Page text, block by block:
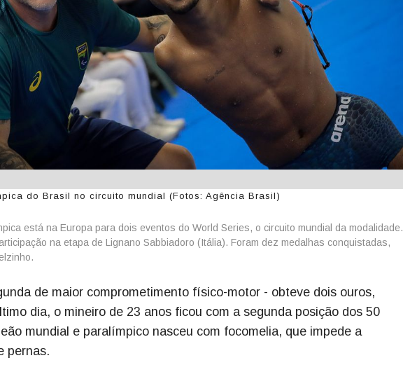
do Brasil no circuito mundial (Fotos: Agência Brasil)
está na Europa para dois eventos do World Series, o circuito mundial da modalidade.
na etapa de Lignano Sabbiadoro (Itália). Foram dez medalhas conquistadas,
de maior comprometimento físico-motor - obteve dois ouros,
dia, o mineiro de 23 anos ficou com a segunda posição dos 50
mundial e paralímpico nasceu com focomelia, que impede a
pernas.